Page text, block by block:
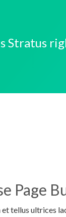
Stratus
Page
et tellus ultrices